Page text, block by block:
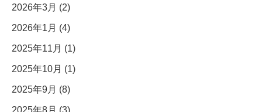
2026年3月 (2)
2026年1月 (4)
2025年11月 (1)
2025年10月 (1)
2025年9月 (8)